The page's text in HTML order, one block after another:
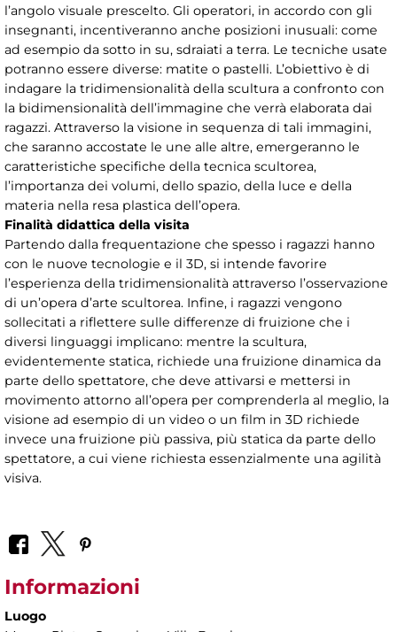
l’angolo visuale prescelto. Gli operatori, in accordo con gli
insegnanti, incentiveranno anche posizioni inusuali: come
ad esempio da sotto in su, sdraiati a terra. Le tecniche usate
potranno essere diverse: matite o pastelli. L’obiettivo è di
indagare la tridimensionalità della scultura a confronto con
la bidimensionalità dell’immagine che verrà elaborata dai
ragazzi. Attraverso la visione in sequenza di tali immagini,
che saranno accostate le une alle altre, emergeranno le
caratteristiche specifiche della tecnica scultorea,
l’importanza dei volumi, dello spazio, della luce e della
materia nella resa plastica dell’opera.
Finalità didattica della visita
Partendo dalla frequentazione che spesso i ragazzi hanno
con le nuove tecnologie e il 3D, si intende favorire
l’esperienza della tridimensionalità attraverso l’osservazione
di un’opera d’arte scultorea. Infine, i ragazzi vengono
sollecitati a riflettere sulle differenze di fruizione che i
diversi linguaggi implicano: mentre la scultura,
evidentemente statica, richiede una fruizione dinamica da
parte dello spettatore, che deve attivarsi e mettersi in
movimento attorno all’opera per comprenderla al meglio, la
visione ad esempio di un video o un film in 3D richiede
invece una fruizione più passiva, più statica da parte dello
spettatore, a cui viene richiesta essenzialmente una agilità
visiva.
Informazioni
Luogo